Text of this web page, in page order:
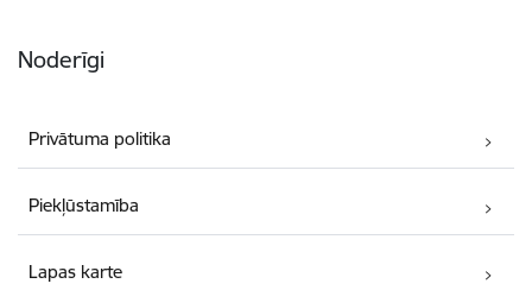
Noderīgi
Privātuma politika
Piekļūstamība
Lapas karte